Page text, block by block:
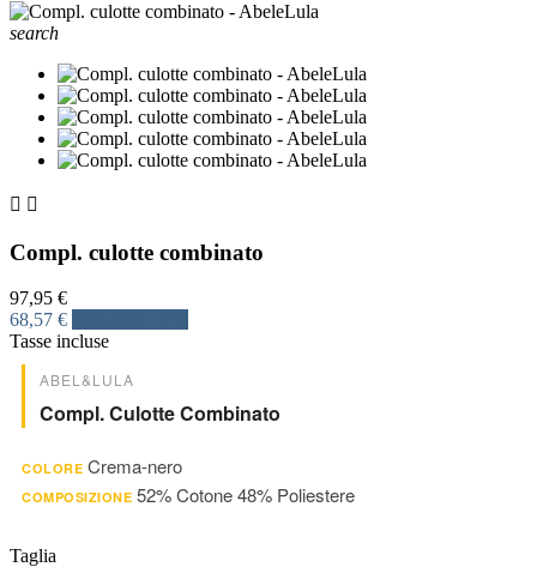
search
 
Compl. culotte combinato
97,95 €
68,57 €
Tasse incluse
ABEL&LULA
Compl. Culotte Combinato
COLORE Crema-nero
COMPOSIZIONE 52% Cotone 48% Poliestere
Taglia